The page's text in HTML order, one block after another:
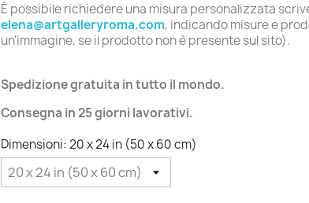
È possibile richiedere una misura personalizzata
elena@artgalleryroma.com, indicando misure e
un'immagine, se il prodotto non è presente sul sito).
Spedizione gratuita in tutto il mondo.
Consegna in 25 giorni lavorativi.
Dimensioni: 20 x 24 in (50 x 60 cm)